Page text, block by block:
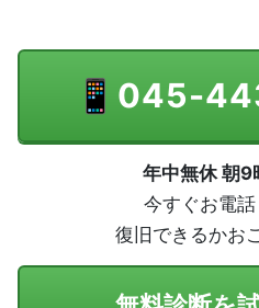
📱 045-
年中無休 朝9
今すぐお電話
復旧できるかお